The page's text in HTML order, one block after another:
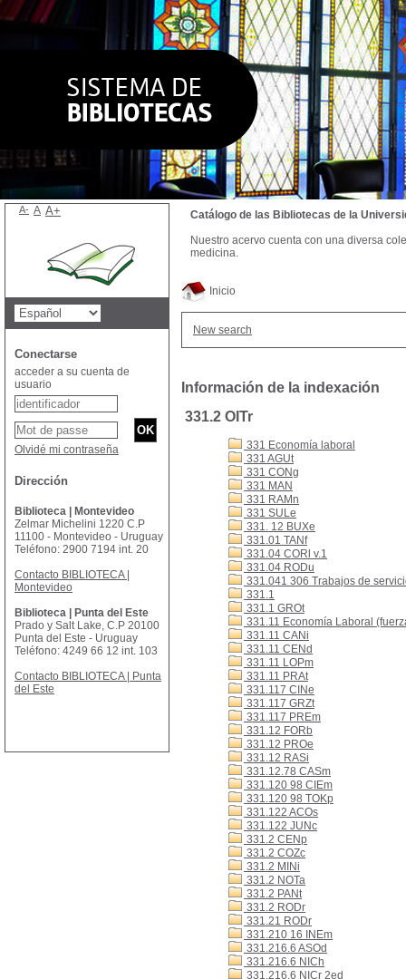
Inicio
New search
Información de la indexación
331.2 OITr
331 Economía laboral
331 AGUt
331 CONg
331 MAN
331 RAMn
331 SULe
331. 12 BUXe
331.01 TANf
331.04 CORl v.1
331.04 RODu
331.041 306 Trabajos de
331.1
331.1 GROt
331.11 Economía Laboral
331.11 CANi
331.11 CENd
331.11 LOPm
331.11 PRAt
331.117 CINe
331.117 GRZt
331.117 PREm
331.12 FORb
331.12 PROe
331.12 RASi
331.12.78 CASm
331.120 98 CIEm
331.120 98 TOKp
331.122 ACOs
331.122 JUNc
331.2 CENp
331.2 COZc
331.2 MINi
331.2 NOTa
331.2 PANt
331.2 RODr
331.21 RODr
331.210 16 INEm
331.216.6 ASOd
331.216.6 NICh
331.216.6 NICr 2ed
Catálogo de las Bibliotecas de la
Nuestro acervo cuenta con una diversa
medicina.
A- A A+
Conectarse
acceder a su cuenta de
usuario
Olvidé mi contraseña
Dirección
Biblioteca | Montevideo
Zelmar Michelini 1220 C.P
11100 - Montevideo - Uruguay
Teléfono: 2900 7194 int. 20
Contacto BIBLIOTECA |
Montevideo
Biblioteca | Punta del Este
Prado y Salt Lake, C.P 20100
Punta del Este - Uruguay
Teléfono: 4249 66 12 int. 103
Contacto BIBLIOTECA | Punta
del Este